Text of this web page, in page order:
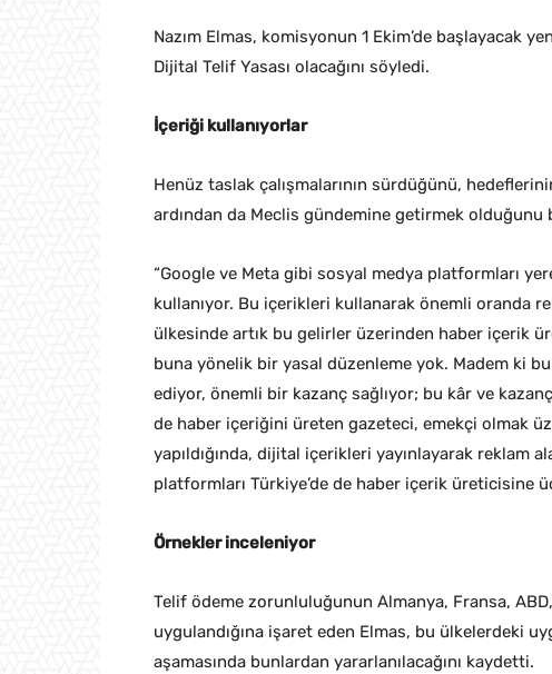
Nazım Elmas, komisyonun 1 Ekim’de başlayacak
Dijital Telif Yasası olacağını söyledi.
İçeriği kullanıyorlar
Henüz taslak çalışmalarının sürdüğünü,
ardından da Meclis gündemine getirmek
“Google ve Meta gibi sosyal medya platformları
kullanıyor. Bu içerikleri kullanarak önemli oranda
ülkesinde artık bu gelirler üzerinden haber içerik
buna yönelik bir yasal düzenleme yok. Madem ki
ediyor, önemli bir kazanç sağlıyor; bu kâr ve
de haber içeriğini üreten gazeteci, emekçi olmak
yapıldığında, dijital içerikleri yayınlayarak reklam
platformları Türkiye’de de haber içerik üreticisine
Örnekler inceleniyor
Telif ödeme zorunluluğunun Almanya, Fransa,
uygulandığına işaret eden Elmas, bu ülkelerdeki
aşamasında bunlardan yararlanılacağını kaydetti.